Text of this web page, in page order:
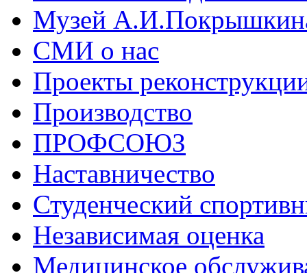
Музей
СМИ о нас
Проекты
Производство
ПРОФСОЮЗ
Наставничество
Студенческий
Независимая оценка
Медицинское